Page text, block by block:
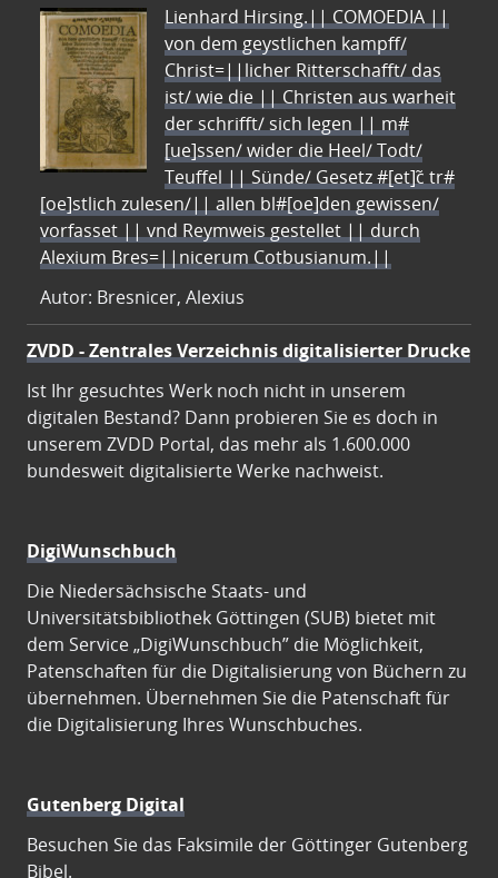
Lienhard Hirsing.|| COMOEDIA ||
von dem geystlichen kampff/
Christ=||licher Ritterschafft/ das
ist/ wie die || Christen aus warheit
der schrifft/ sich legen || m#
[ue]ssen/ wider die Heel/ Todt/
Teuffel || Sünde/ Gesetz #[et]c̃ tr#
[oe]stlich zulesen/|| allen bl#[oe]den gewissen/
vorfasset || vnd Reymweis gestellet || durch
Alexium Bres=||nicerum Cotbusianum.||
Autor: Bresnicer, Alexius
ZVDD - Zentrales Verzeichnis digitalisierter Drucke
Ist Ihr gesuchtes Werk noch nicht in unserem
digitalen Bestand? Dann probieren Sie es doch in
unserem ZVDD Portal, das mehr als 1.600.000
bundesweit digitalisierte Werke nachweist.
DigiWunschbuch
Die Niedersächsische Staats- und
Universitätsbibliothek Göttingen (SUB) bietet mit
dem Service „DigiWunschbuch” die Möglichkeit,
Patenschaften für die Digitalisierung von Büchern zu
übernehmen. Übernehmen Sie die Patenschaft für
die Digitalisierung Ihres Wunschbuches.
Gutenberg Digital
Besuchen Sie das Faksimile der Göttinger Gutenberg
Bibel.